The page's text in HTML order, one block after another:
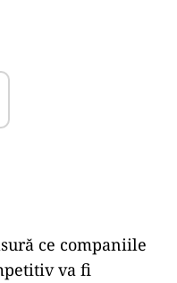
ce companiile
va fi